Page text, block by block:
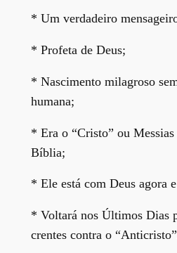
* Um verdadeiro
* Profeta de Deus;
* Nascimento milagroso
humana;
* Era o “Cristo” ou
Bíblia;
* Ele está com Deus agora
* Voltará nos Últimos Dias
crentes contra o